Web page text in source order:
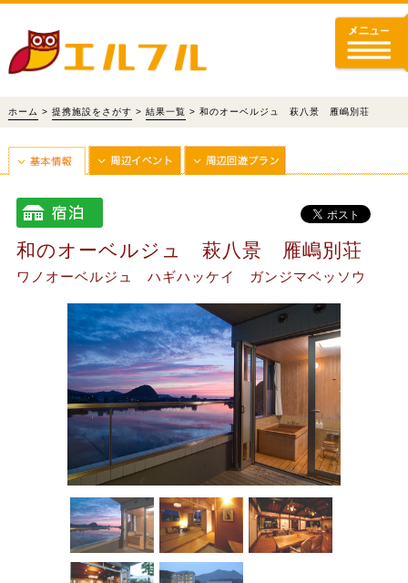
ホーム > 提携施設をさがす > 結果一覧 > 和のオーベルジュ 萩八景 雁嶋別荘
和のオーベルジュ 萩八景 雁嶋別荘
ワノオーベルジュ ハギハッケイ ガンジマベッソウ